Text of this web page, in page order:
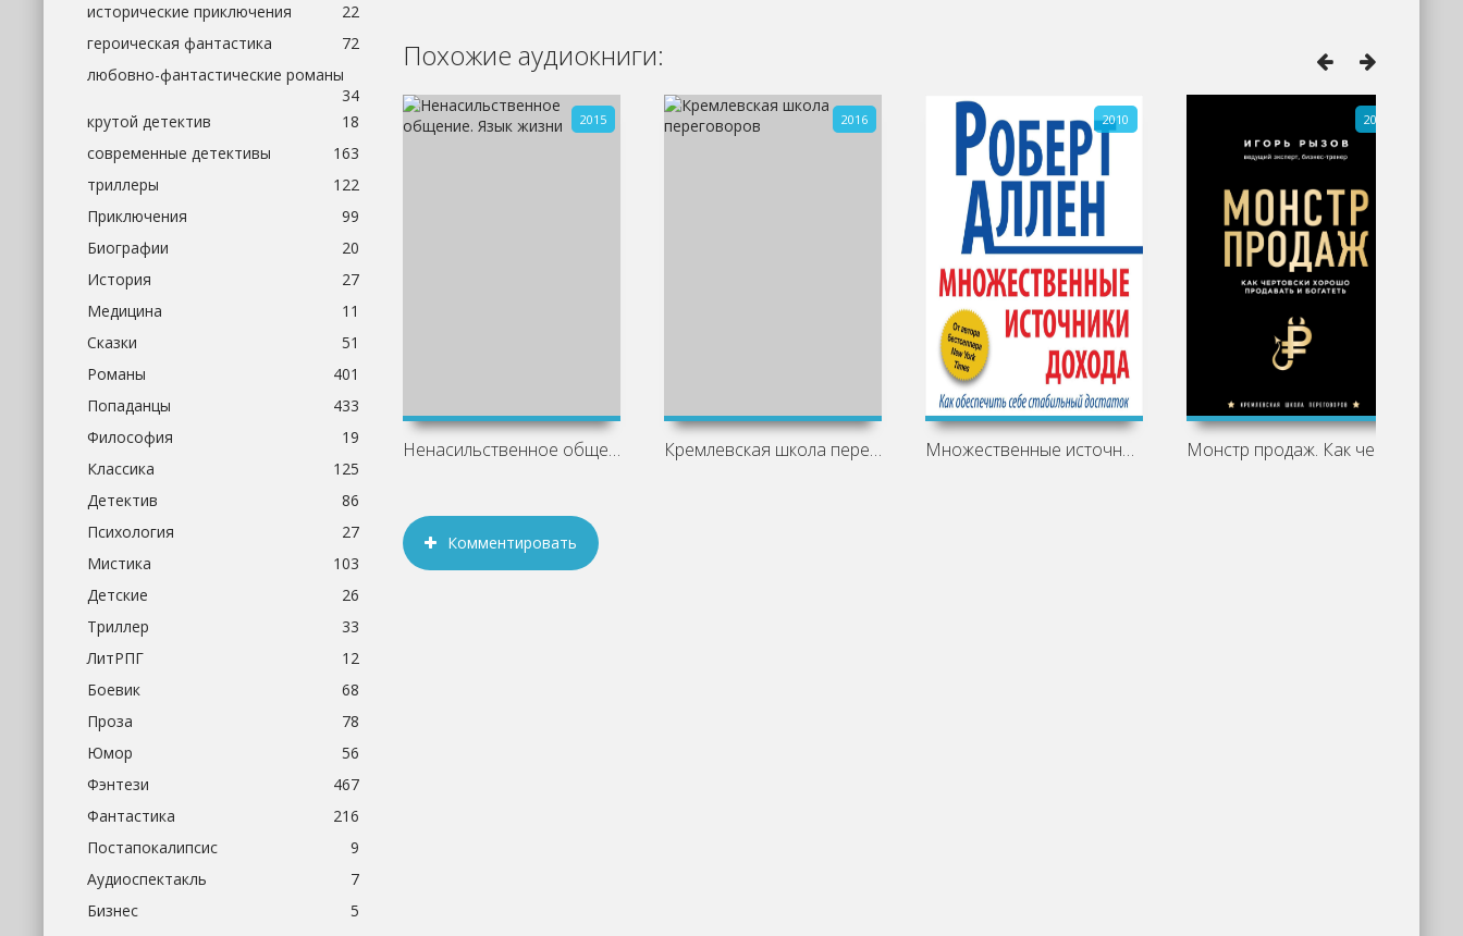
Похожие аудиокниги:
2015
Ненасильственное общение. Язык жизни
2016
Кремлевская школа переговоров
2010
Множественные источники дохода
2020
Комментировать
исторические приключения
22
героическая фантастика
72
любовно-фантастические романы
34
крутой детектив
18
современные детективы
163
триллеры
122
Приключения
99
Биографии
20
История
27
Медицина
11
Сказки
51
Романы
401
Попаданцы
433
Философия
19
Классика
125
Детектив
86
Психология
27
Мистика
103
Детские
26
Триллер
33
ЛитРПГ
12
Боевик
68
Проза
78
Юмор
56
Фэнтези
467
Фантастика
216
Постапокалипсис
9
Аудиоспектакль
7
Бизнес
5